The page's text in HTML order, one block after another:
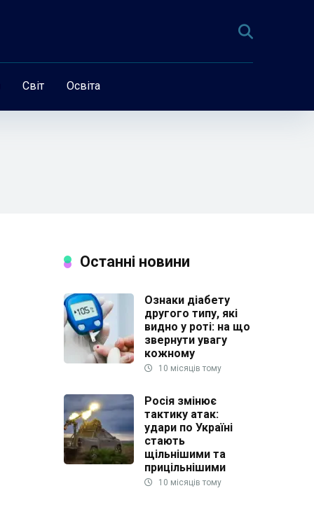
Світ Освіта
Останні новини
Ознаки діабету
другого типу, які
видно у роті: на що
звернути увагу
кожному
10 місяців тому
Росія змінює
тактику атак:
удари по Україні
стають
щільнішими та
прицільнішими
10 місяців тому